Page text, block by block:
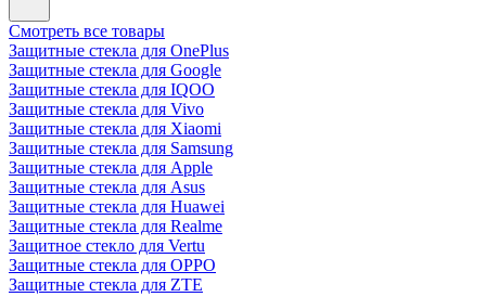
Смотреть все товары
Защитные стекла для OnePlus
Защитные стекла для Google
Защитные стекла для IQOO
Защитные стекла для Vivo
Защитные стекла для Xiaomi
Защитные стекла для Samsung
Защитные стекла для Apple
Защитные стекла для Asus
Защитные стекла для Huawei
Защитные стекла для Realme
Защитное стекло для Vertu
Защитные стекла для OPPO
Защитные стекла для ZTE